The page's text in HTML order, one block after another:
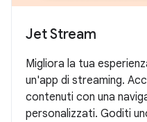
Jet Stream
Migliora la tua
un'app di streaming.
contenuti con una
personalizzati. Goditi